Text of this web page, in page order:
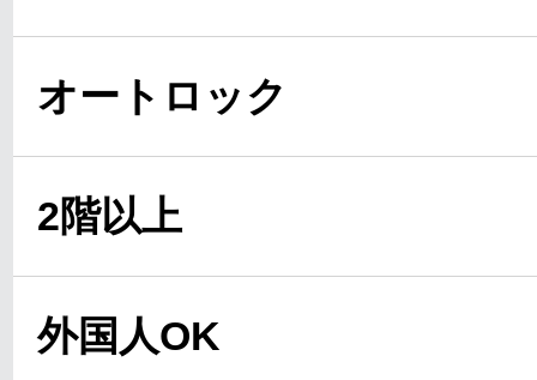
オートロック
2階以上
外国人OK